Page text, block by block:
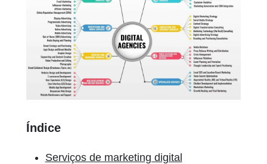
Índice
Serviços de marketing digital